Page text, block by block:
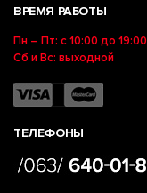
ВРЕМЯ РАБОТЫ
Пн – Пт: с 10:00 до 19:00
Сб и Вс: выходной
ТЕЛЕФОНЫ